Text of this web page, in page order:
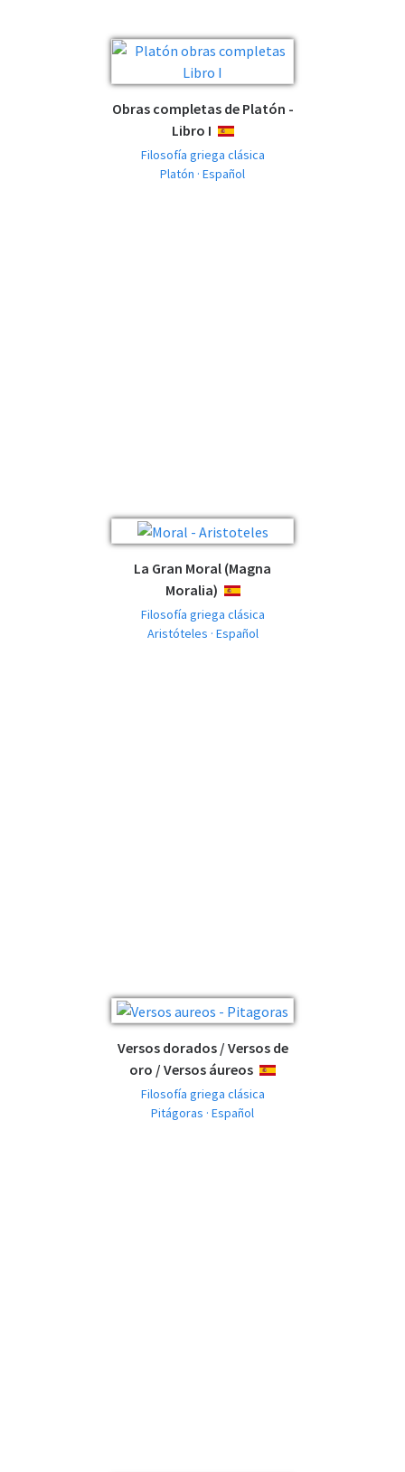
Obras completas de Platón -
Libro I
ESPAÑOL
Filosofía griega clásica
Platón · Español
La Gran Moral (Magna
Moralia)
ESPAÑOL
Filosofía griega clásica
Aristóteles · Español
Versos dorados / Versos de
oro / Versos áureos ESPAÑOL
Filosofía griega clásica
Pitágoras · Español